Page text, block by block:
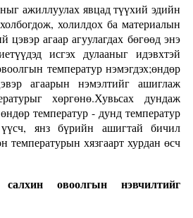
ажиллуулах явцад түүхий эдийн
холилдох ба материалын
цэвэр агаар агуулагдах бөгөөд энэ
исгэх дулааныг идэвхтэй
температур нэмэгдэх;өндөр
агаарын нэмэлтийг ашиглаж
хөргөнө.Хувьсах дундаж
температур - дунд температур
янз бүрийн ашигтай бичил
температурын хязгаарт хурдан өсч
овоолгын нэвчилтийг